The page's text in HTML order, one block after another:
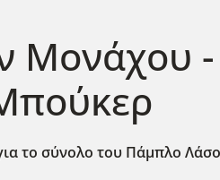
Μονάχου -
το σύνολο του Πάμπλο